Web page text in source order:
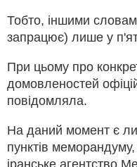
Тобто, іншими
запрацює) лише у
При цьому про
домовленостей
повідомляла.
На даний момент є
пунктів